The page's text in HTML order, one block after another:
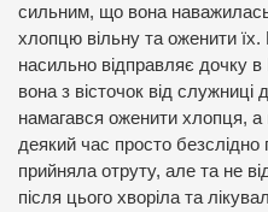
сильним, що вона
хлопцю вільну та оженити
насильно відправляє дочку в
вона з вісточок від
намагався оженити хлопця, а
деякий час просто безслідно
прийняла отруту, але та не
після цього хворіла та